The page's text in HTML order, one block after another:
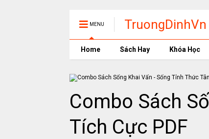
MENU
phần mềm
Home Sách Hay Khóa Học
Combo Sách
Tích Cực PDF